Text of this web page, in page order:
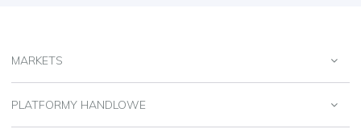
MARKETS
PLATFORMY HANDLOWE